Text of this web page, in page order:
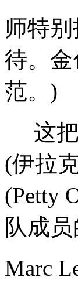
师特
待。
范。)
这把
(伊拉
(Petty
队成员
Marc